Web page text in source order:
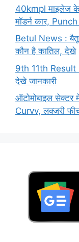
40kmpl माइलेज के
मॉडर्न कार,
Betul News : बैतूल
कौन है कातिल, देखे
9th 11th Result :
देखे जानकारी
ऑटोमोबाइल
Curvv, लक्जरी